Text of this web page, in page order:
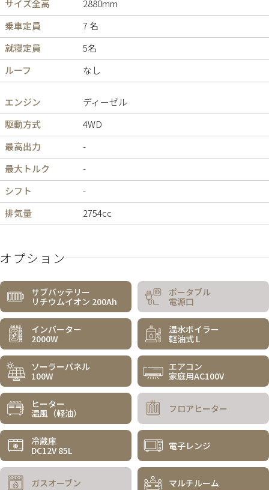
サイズ全高
2880mm
乗車定員
7 名
就寝定員
5名
ルーフ
なし
エンジン
ディーゼル
駆動方式
4WD
最高出力
-
最大トルク
-
シフト
-
排気量
2754cc
オプション
サブバッテリー
リチウムイオン 200Ah
ポータブル
電源口
インバーター
2000W
温水ボイラー
軽油式 L
ソーラーパネル
100W
エアコン
家庭用AC100V
ヒーター
温風（軽油）
フロアヒーター
冷蔵庫
DC12V 85L
電子レンジ
ガスオーブン マルチルーム